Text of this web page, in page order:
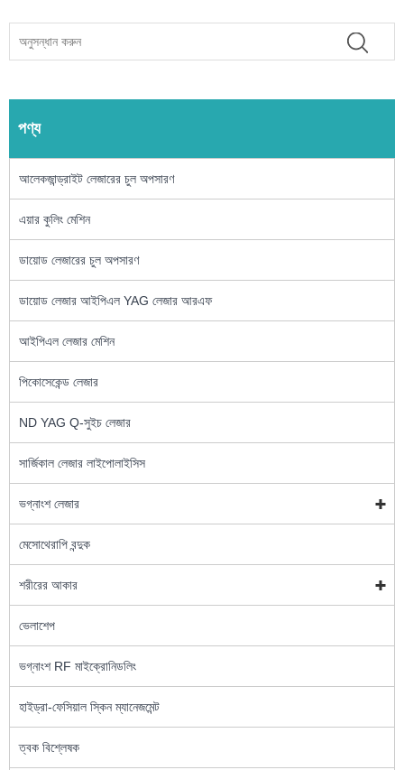
পণ্য
আলেকজান্ড্রাইট লেজারের চুল অপসারণ
এয়ার কুলিং মেশিন
ডায়োড লেজারের চুল অপসারণ
ডায়োড লেজার আইপিএল YAG লেজার আরএফ
আইপিএল লেজার মেশিন
পিকোসেকেন্ড লেজার
ND YAG Q-সুইচ লেজার
সার্জিকাল লেজার লাইপোলাইসিস
ভগ্নাংশ লেজার
মেসোথেরাপি বন্দুক
শরীরের আকার
ভেলাশেপ
ভগ্নাংশ RF মাইক্রোনিডলিং
হাইড্রা-ফেসিয়াল স্কিন ম্যানেজমেন্ট
ত্বক বিশ্লেষক